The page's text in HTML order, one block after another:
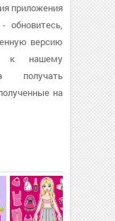
приложения
обновитесь,
версию
к нашему
получать
на